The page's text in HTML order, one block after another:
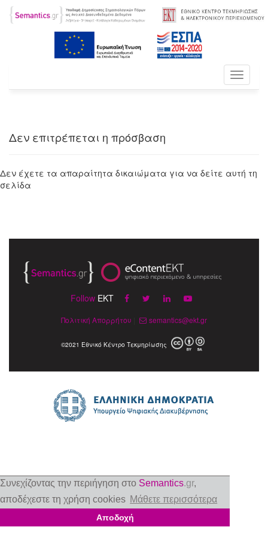
Συνεχίζοντας την περιήγηση στο Semantics.gr,
αποδέχεστε τη χρήση cookies Μάθετε περισσότερα
Αποδοχή
Toggle
Δεν επιτρέπεται η πρόσβαση
Δεν έχετε τα απαραίτητα δικαιώματα για να δείτε αυτή τη
σελίδα
Follow EKT
Πολιτική Απορρήτου semantics@ekt.gr
©2021 Εθνικό Κέντρο Τεκμηρίωσης